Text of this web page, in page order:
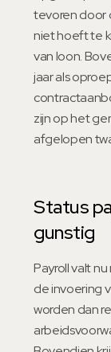
tevoren door
niet hoeft te
van loon.
jaar als
zijn op het
afgelopen
Status
gunstig
Payroll valt
de invoering
worden dan